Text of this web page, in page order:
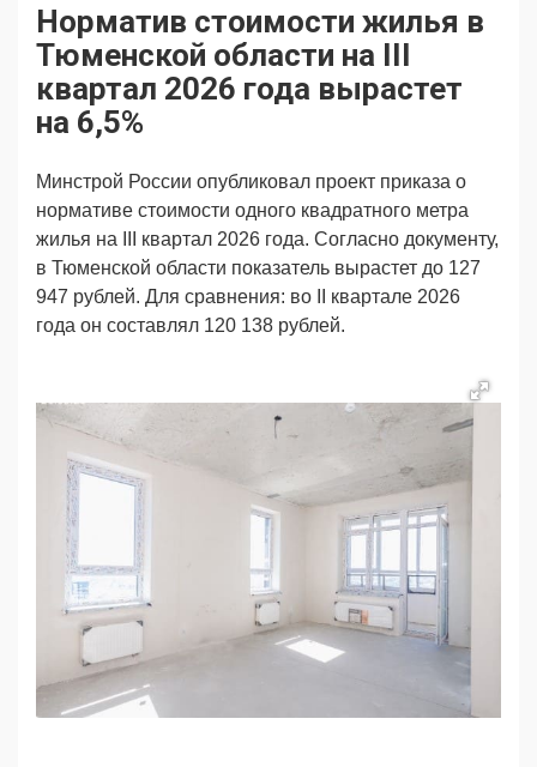
Продвижение Поздравляем
Ещё
Норматив стоимости жилья в
Тюменской области на III
квартал 2026 года вырастет
на 6,5%
Минстрой России опубликовал проект приказа о
нормативе стоимости одного квадратного метра
жилья на III квартал 2026 года. Согласно документу,
в Тюменской области показатель вырастет до 127
947 рублей. Для сравнения: во II квартале 2026
года он составлял 120 138 рублей.